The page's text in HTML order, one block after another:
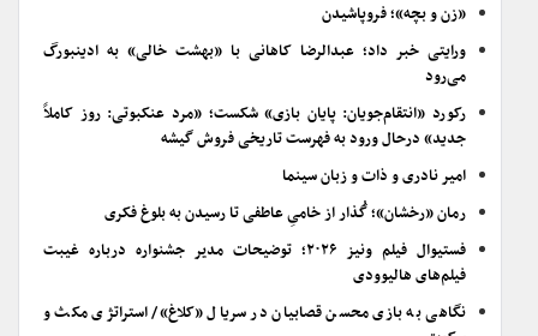
«زن و بچه»؛ فروپاشیدن
ورایتی خبر داد؛ عبدالرضا کاهانی با «بهشت خالی» به ادینبورگ
می‌رود
رکورد «انتقام‌جویان: پایان بازی» شکست؛ «مرد عنکبوتی: روز کاملاً
جدید» درحال ورود به فهرست تاریخی فروش گیشه
امیر نادری و ذات و زبان سینما
رمان «رخشان»؛ گُذار از خامیِ عاطفی تا رسیدن به بلوغ فکری
فستیوال فیلم ونیز ۲۰۲۶؛ توضیحات مدیر جشنواره درباره غیبت
فیلم‌های هالیوودی
نگاهی به بازی محسن قصابیان در سریال «کلاغ»/ استراتژی مکث و